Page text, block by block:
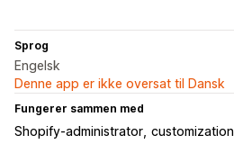
Sprog
Engelsk
Denne app er ikke oversat til Dansk
Fungerer sammen med
Shopify-administrator customization